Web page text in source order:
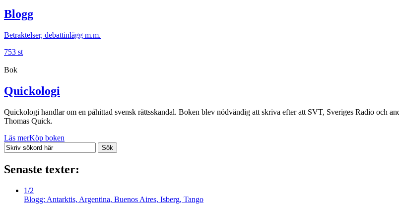
Blogg
Betraktelser, debattinlägg m.m.
753 st
Bok
Quickologi
Quickologi handlar om en påhittad svensk rättsskandal. Boken blev nödvändig att skriva efter att SVT, Sveriges Radio och
Thomas Quick.
Läs merKöp boken
Senaste texter:
1/2
Blogg: Antarktis, Argentina, Buenos Aires, Isberg, Tango